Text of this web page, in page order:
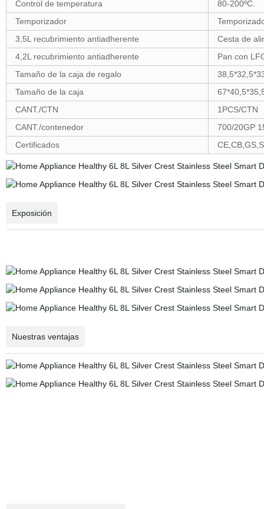
Control de temperatura
80-200ºC.
Temporizador
3,5L recubrimiento antiadherente
Cesta de
4,2L recubrimiento antiadherente
Pan con
Tamaño de la caja de regalo
Tamaño de la caja
CANT./CTN
1PCS/CTN
CANT./contenedor
700/20GP
Certificados
Exposición
Nuestras ventajas